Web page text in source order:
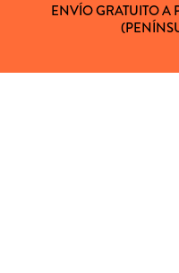
ENVÍO GRATUITO A